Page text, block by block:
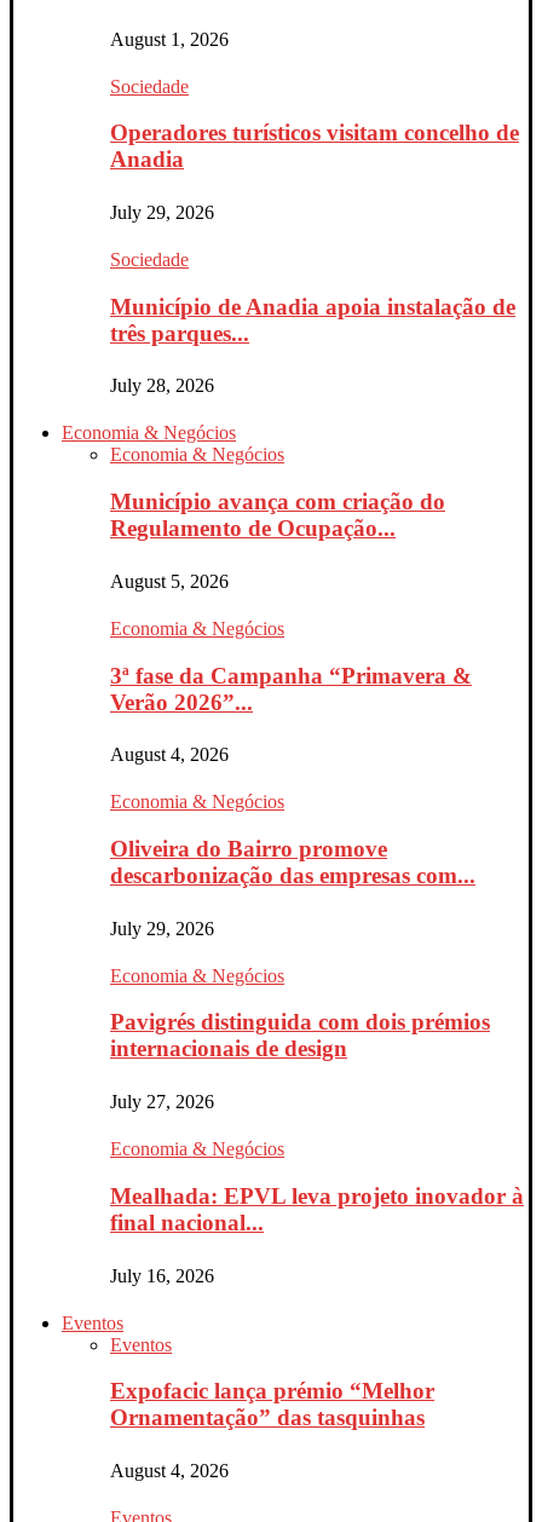
August 1, 2026
Sociedade
Operadores turísticos visitam concelho de
Anadia
July 29, 2026
Sociedade
Município de Anadia apoia instalação de
três parques...
July 28, 2026
Economia & Negócios
Economia & Negócios
Município avança com criação do
Regulamento de Ocupação...
August 5, 2026
Economia & Negócios
3ª fase da Campanha “Primavera &
Verão 2026”...
August 4, 2026
Economia & Negócios
Oliveira do Bairro promove
descarbonização das empresas com...
July 29, 2026
Economia & Negócios
Pavigrés distinguida com dois prémios
internacionais de design
July 27, 2026
Economia & Negócios
Mealhada: EPVL leva projeto inovador à
final nacional...
July 16, 2026
Eventos
Eventos
Expofacic lança prémio “Melhor
Ornamentação” das tasquinhas
August 4, 2026
Eventos